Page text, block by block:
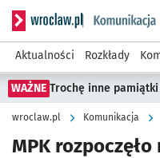
Serwis informacyjny
Aktualności Rozkłady
WAŻNE Trochę inne pamiątki
wroclaw.pl Komunikacja
MPK